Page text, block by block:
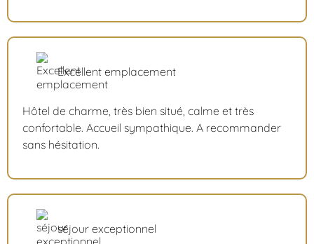
Excellent emplacement
Hôtel de charme, très bien situé, calme et très
confortable. Accueil sympathique. A recommander
sans hésitation.
séjour exceptionnel